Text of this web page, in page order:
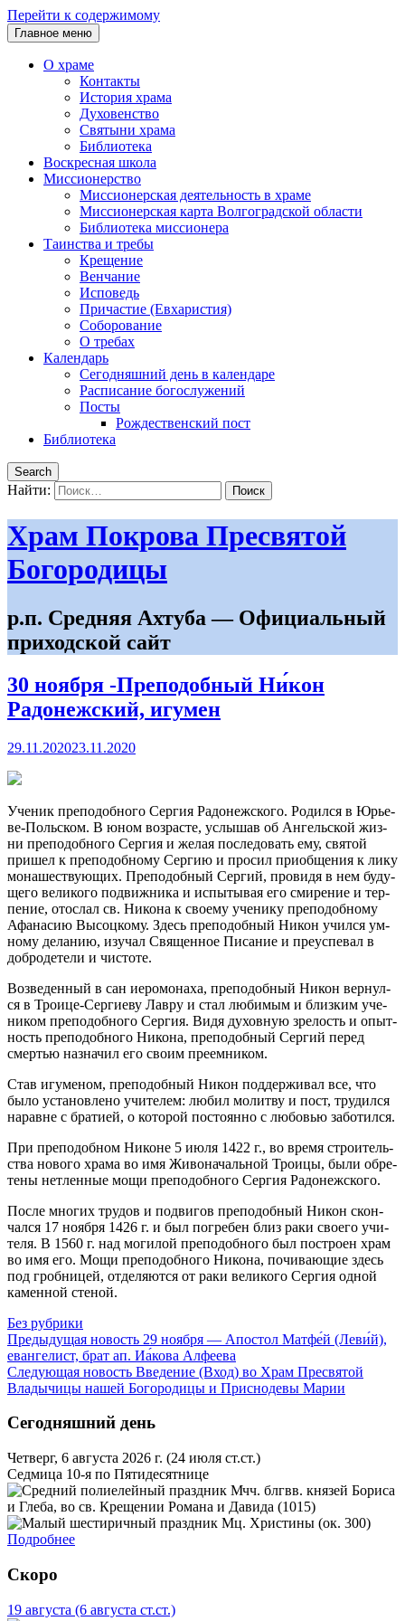
Перейти к содержимому
Главное меню
О храме
Контакты
История храма
Духовенство
Святыни храма
Библиотека
Воскресная школа
Миссионерство
Миссионерская деятельность в храме
Миссионерская карта Волгоградской области
Библиотека миссионера
Таинства и требы
Крещение
Венчание
Исповедь
Причастие (Евхаристия)
Соборование
О требах
Календарь
Сегодняшний день в календаре
Расписание богослужений
Посты
Рождественский пост
Библиотека
Search
Найти:
Храм Покрова Пресвятой
Богородицы
р.п. Средняя Ахтуба — Официальный
приходской сайт
30 ноября -Преподобный Ни́кон
Радонежский, игумен
29.11.202023.11.2020
Уче­ник пре­по­доб­но­го Сер­гия Ра­до­неж­ско­го. Ро­дил­ся в Юрье­
ве-Поль­ском. В юном воз­расте, услы­шав об Ан­гель­ской жиз­
ни пре­по­доб­но­го Сер­гия и же­лая по­сле­до­вать ему, свя­той
при­шел к пре­по­доб­но­му Сер­гию и про­сил при­об­ще­ния к ли­ку
мо­на­ше­ству­ю­щих. Пре­по­доб­ный Сер­гий, про­ви­дя в нем бу­ду­
ще­го ве­ли­ко­го по­движ­ни­ка и ис­пы­ты­вая его сми­ре­ние и тер­
пе­ние, ото­слал св. Ни­ко­на к сво­е­му уче­ни­ку пре­по­доб­но­му
Афа­на­сию Вы­соц­ко­му. Здесь пре­по­доб­ный Ни­кон учил­ся ум­
но­му де­ла­нию, изу­чал Свя­щен­ное Пи­са­ние и пре­успе­вал в
доб­ро­де­те­ли и чи­сто­те.
Воз­ве­ден­ный в сан иеро­мо­на­ха, пре­по­доб­ный Ни­кон вер­нул­
ся в Тро­и­це-Сер­ги­е­ву Лав­ру и стал лю­би­мым и близ­ким уче­
ни­ком пре­по­доб­но­го Сер­гия. Ви­дя ду­хов­ную зре­лость и опыт­
ность пре­по­доб­но­го Ни­ко­на, пре­по­доб­ный Сер­гий пе­ред
смер­тью на­зна­чил его сво­им пре­ем­ни­ком.
Став игу­ме­ном, пре­по­доб­ный Ни­кон под­дер­жи­вал все, что
бы­ло уста­нов­ле­но учи­те­лем: лю­бил мо­лит­ву и пост, тру­дил­ся
на­равне с бра­ти­ей, о ко­то­рой по­сто­ян­но с лю­бо­вью за­бо­тил­ся.
При пре­по­доб­ном Ни­коне 5 июля 1422 г., во вре­мя стро­и­тель­
ства но­во­го хра­ма во имя Жи­во­на­чаль­ной Тро­и­цы, бы­ли об­ре­
те­ны нетлен­ные мо­щи пре­по­доб­но­го Сер­гия Ра­до­неж­ско­го.
По­сле мно­гих тру­дов и по­дви­гов пре­по­доб­ный Ни­кон скон­
чал­ся 17 но­яб­ря 1426 г. и был по­гре­бен близ ра­ки сво­е­го учи­
те­ля. В 1560 г. над мо­ги­лой пре­по­доб­но­го был по­стро­ен храм
во имя его. Мо­щи пре­по­доб­но­го Ни­ко­на, по­чи­ва­ю­щие здесь
под гроб­ни­цей, от­де­ля­ют­ся от ра­ки ве­ли­ко­го Сер­гия од­ной
ка­мен­ной сте­ной.
Без рубрики
Предыдущая новость 29 ноября — Апостол Матфе́й (Леви́й),
евангелист, брат ап. Иа́кова Алфеева
Следующая новость Введение (Вход) во Храм Пресвятой
Владычицы нашей Богородицы и Приснодевы Марии
Сегодняшний день
Четверг, 6 августа 2026 г. (24 июля ст.ст.)
Седмица 10-я по Пятидесятнице
Мчч. блгвв. князей Бориса
и Глеба, во св. Крещении Романа и Давида (1015)
Мц. Христины (ок. 300)
Подробнее
Скоро
19 августа (6 августа ст.ст.)